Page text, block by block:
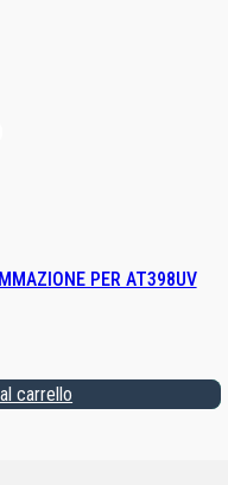
PER AT398UV
carrello